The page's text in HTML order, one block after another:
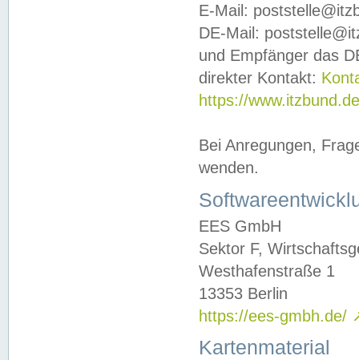
E-Mail:
DE-Mail:
und Empfänger das
direkter Kontakt:
https://
Bei Anregungen,
wenden.
EES GmbH
Sektor F,
Westhafenstraße 1
13353 Berlin
https://ees-gmbh.de/
Kartenmaterial